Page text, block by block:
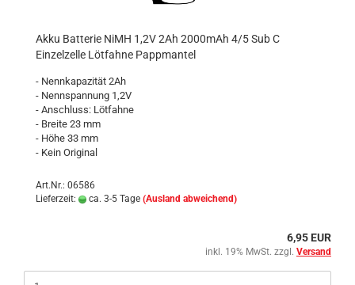
Akku Batterie NiMH 1,2V 2Ah 2000mAh 4/5 Sub C
Einzelzelle Lötfahne Pappmantel
- Nennkapazität 2Ah
- Nennspannung 1,2V
- Anschluss: Lötfahne
- Breite 23 mm
- Höhe 33 mm
- Kein Original
Art.Nr.: 06586
Lieferzeit:
ca. 3-5 Tage (Ausland abweichend)
6,95 EUR
inkl. 19% MwSt. zzgl. Versand